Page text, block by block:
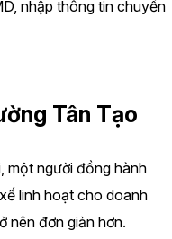
nhập thông tin chuyến
Tân Tạo
một người đồng hành
linh hoạt cho doanh
nên đơn giản hơn.